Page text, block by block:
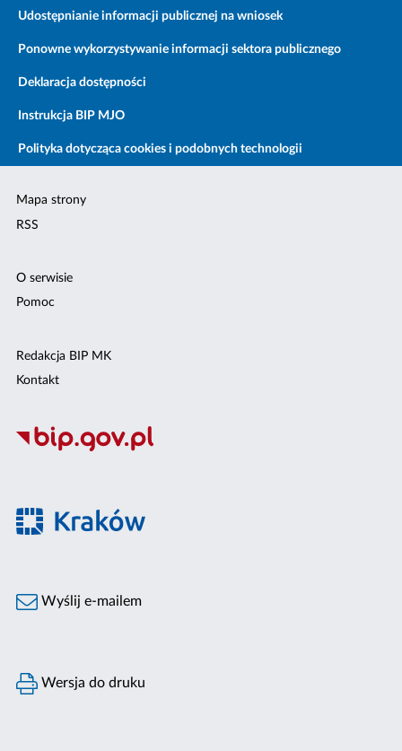
Udostępnianie informacji publicznej na wniosek
Ponowne wykorzystywanie informacji sektora publicznego
Deklaracja dostępności
Instrukcja BIP MJO
Polityka dotycząca cookies i podobnych technologii
Mapa strony
RSS
O serwisie
Pomoc
Redakcja BIP MK
Kontakt
Wyślij e-mailem
Wersja do druku